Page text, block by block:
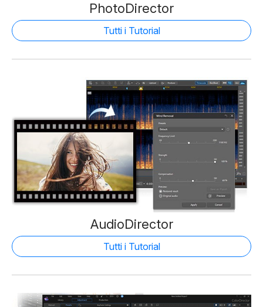
PhotoDirector
Tutti i Tutorial
AudioDirector
Tutti i Tutorial